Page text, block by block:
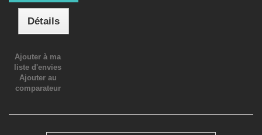
Détails
Ajouter à ma
liste d'envies
Ajouter au
comparateur